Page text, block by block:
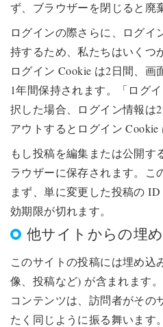
ず、ブラウザーを閉じると廃
ログインの際さらに、ログイ
持するため、私たちはいくつ
ログイン Cookie は2日間、画
1年間保持されます。「ログ
択した場合、ログイン情報は
アウトするとログイン Cookie
もし投稿を編集または公開す
ラウザーに保存されます。こ
まず、単に変更した投稿の
効期限が切れます。
他サイトからの埋
このサイトの投稿には埋め込
像、投稿など) が含まれます
コンテンツは、訪問者がその
たく同じように振る舞います。